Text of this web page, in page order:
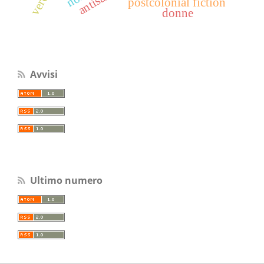
donne
Avvisi
Ultimo numero